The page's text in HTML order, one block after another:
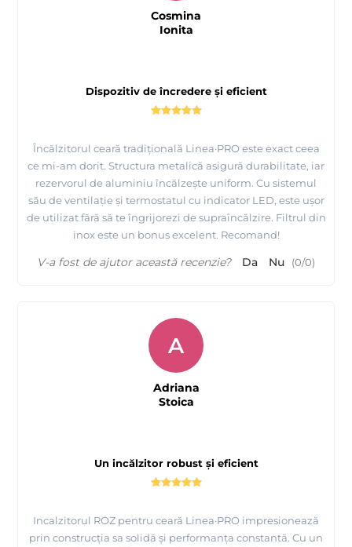
Dispozitiv de încredere și eficient
Încălzitorul ceară tradițională Linea·PRO este exact ceea
ce mi-am dorit. Structura metalică asigură durabilitate, iar
rezervorul de aluminiu încălzește uniform. Cu sistemul
său de ventilație și termostatul cu indicator LED, este ușor
de utilizat fără să te îngrijorezi de supraîncălzire. Filtrul din
inox este un bonus excelent. Recomand!
Cosmina
Ionita
V-a fost de ajutor această recenzie? Da Nu (0/0)
Un incălzitor robust și eficient
Incalzitorul ROZ pentru ceară Linea·PRO impresionează
prin construcția sa solidă și performanța constantă. Cu un
A
Adriana
Stoica